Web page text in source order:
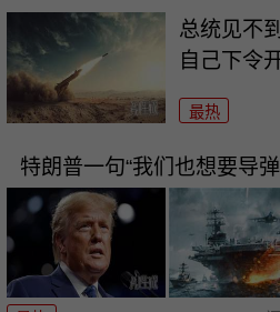
总统见不
自己下令
最热
特朗普一句“我们也想要导